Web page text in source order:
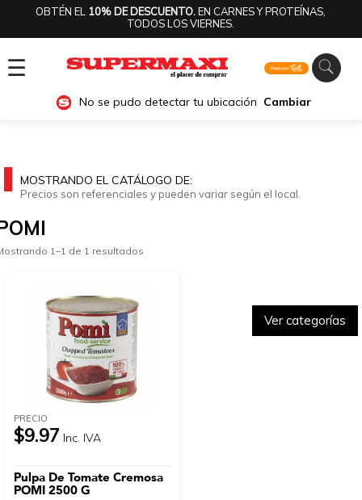
OBTÉN EL 10% DE DESCUENTO.EN CARNES Y PROTEÍNAS,
TODOS LOS VIERNES.
☰
No se pudo detectar tu ubicación Cambiar
Ver categorías
MOSTRANDO EL CATÁLOGO DE:
Precios son referenciales y pueden variar según el local.
1–1 de 1 resultados
PRECIO
$9.97 Inc. IVA
Pulpa De Tomate Cremosa
POMI 2500 G